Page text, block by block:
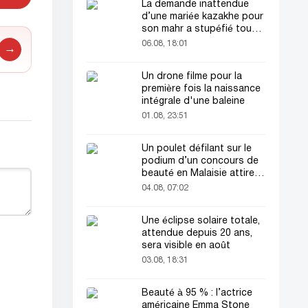
→
La demande inattendue
d’une mariée kazakhe pour
son mahr a stupéfié tout
le monde
06.08, 18:01
Un drone filme pour la
première fois la naissance
intégrale d'une baleine
01.08, 23:51
Un poulet défilant sur le
podium d’un concours de
beauté en Malaisie attire
l’attention du public
04.08, 07:02
Une éclipse solaire totale,
attendue depuis 20 ans,
sera visible en août
03.08, 18:31
Beauté à 95 % : l’actrice
américaine Emma Stone